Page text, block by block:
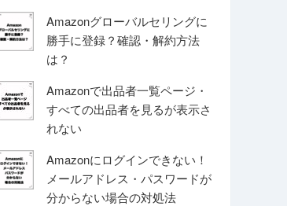
Amazonグローバルセリングに
勝手に登録？確認・解約方法
は？
Amazonで出品者一覧ページ・
すべての出品者を見るが表示さ
れない
Amazonにログインできない！
メールアドレス・パスワードが
分からない場合の対処法